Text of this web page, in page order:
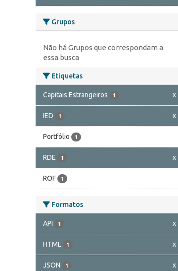
Grupos
Não há Grupos que correspondam a
essa busca
Etiquetas
Capitais Estrangeiros 1 x
IED 1 x
Portfólio 1
RDE 1 x
ROF 1
Formatos
API 1 x
HTML 1 x
JSON 1 x